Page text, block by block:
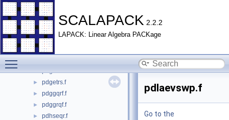
SCALAPACK 2.2.2
LAPACK: Linear Algebra PACKage
► pdgerqf.f
► pdgesv.f
► pdgesvd.f
► pdgesvx.f
► pdgetf2.f
► pdgetri.f
► pdgetrs.f
► pdggqrf.f
► pdggrqf.f
► pdhseqr.f
pdlaevswp.f
Go to the